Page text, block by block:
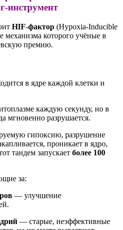
инструмент
HIF-фактор (Hypoxia-Inducible
механизма которого учёные в
премию.
в ядре каждой клетки и
каждую секунду, но в
мгновенно разрушается.
гипоксию, разрушение
проникает в ядро,
тандем запускает более 100
за:
— улучшение
.
— старые, неэффективные